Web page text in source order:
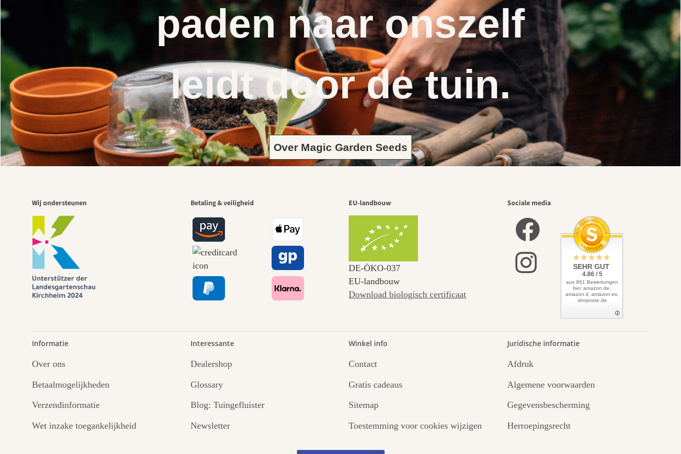
paden naar onszelf
leidt door de tuin.
Over Magic Garden Seeds
Wij ondersteunen Betaling & veiligheid EU-landbouw
DE‑ÖKO‑037
EU-landbouw
Download biologisch certificaat
Sociale media
SEHR GUT
4.86 / 5
aus 861 Bewertungen
bei: amazon.de,
amazon.it, amazon.es,
shopvote.de
Informatie
Over ons
Betaalmogelijkheden
Verzendinformatie
Wet inzake toegankelijkheid
Interessante
Dealershop
Glossary
Blog: Tuingefluister
Newsletter
Winkel info
Contact
Gratis cadeaus
Sitemap
Toestemming voor cookies wijzigen
Juridische informatie
Afdruk
Algemene voorwaarden
Gegevensbescherming
Herroepingsrecht